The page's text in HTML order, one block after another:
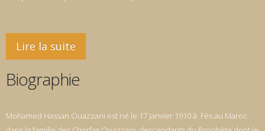
Lire la suite
Biographie
dans la famille des Chorfas Ouazzani, descendants du Prophète dont le